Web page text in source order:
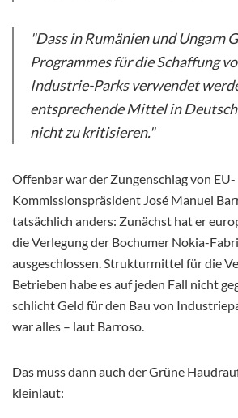
"Dass in Rumänien und Ungarn
Programmes für die Schaffung
Industrie-Parks verwendet
entsprechende Mittel in
nicht zu kritisieren."
Offenbar war der Zungenschlag von EU-
Kommissionspräsident José Manuel
tatsächlich anders: Zunächst hat er
die Verlegung der Bochumer Nokia-
ausgeschlossen. Strukturmittel für die
Betrieben habe es auf jeden Fall nicht
schlicht Geld für den Bau von
war alles – laut Barroso.
Das muss dann auch der Grüne
kleinlaut: